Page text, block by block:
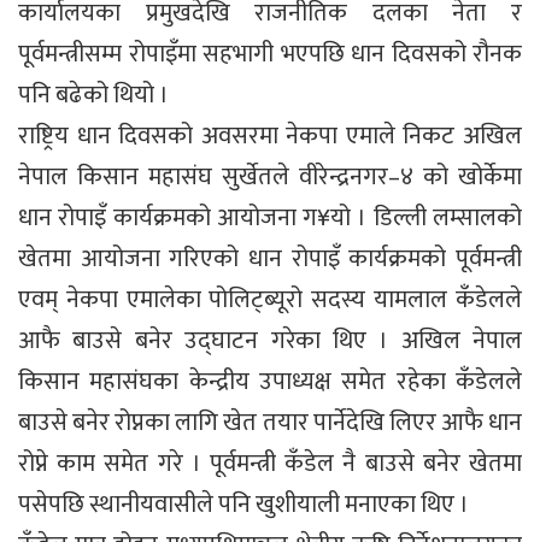
कार्यालयका प्रमुखदेखि राजनीतिक दलका नेता र
पूर्वमन्त्रीसम्म रोपाइँमा सहभागी भएपछि धान दिवसको रौनक
पनि बढेको थियो ।
राष्ट्रिय धान दिवसको अवसरमा नेकपा एमाले निकट अखिल
नेपाल किसान महासंघ सुर्खेतले वीरेन्द्रनगर–४ को खोर्केमा
धान रोपाइँ कार्यक्रमको आयोजना ग¥यो । डिल्ली लम्सालको
खेतमा आयोजना गरिएको धान रोपाइँ कार्यक्रमको पूर्वमन्त्री
एवम् नेकपा एमालेका पोलिट्ब्यूरो सदस्य यामलाल कँडेलले
आफै बाउसे बनेर उद्घाटन गरेका थिए । अखिल नेपाल
किसान महासंघका केन्द्रीय उपाध्यक्ष समेत रहेका कँडेलले
बाउसे बनेर रोप्नका लागि खेत तयार पार्नेदेखि लिएर आफै धान
रोप्ने काम समेत गरे । पूर्वमन्त्री कँडेल नै बाउसे बनेर खेतमा
पसेपछि स्थानीयवासीले पनि खुशीयाली मनाएका थिए ।